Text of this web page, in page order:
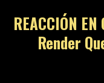
REACCIÓN
Render